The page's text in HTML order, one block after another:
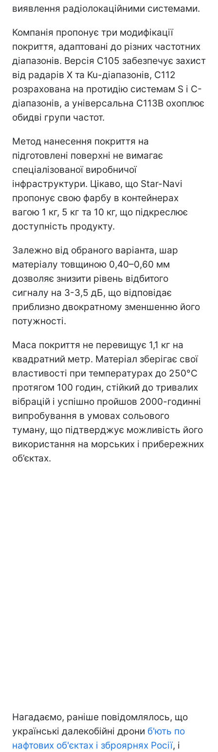
виявлення радіолокаційними системами.
Компанія пропонує три модифікації
покриття, адаптовані до різних частотних
діапазонів. Версія C105 забезпечує захист
від радарів X та Ku-діапазонів, C112
розрахована на протидію системам S і C-
діапазонів, а універсальна C113B охоплює
обидві групи частот.
Метод нанесення покриття на
підготовлені поверхні не вимагає
спеціалізованої виробничої
інфраструктури. Цікаво, що Star-Navi
пропонує свою фарбу в контейнерах
вагою 1 кг, 5 кг та 10 кг, що підкреслює
доступність продукту.
Залежно від обраного варіанта, шар
матеріалу товщиною 0,40–0,60 мм
дозволяє знизити рівень відбитого
сигналу на 3-3,5 дБ, що відповідає
приблизно двократному зменшенню його
потужності.
Маса покриття не перевищує 1,1 кг на
квадратний метр. Матеріал зберігає свої
властивості при температурах до 250°C
протягом 100 годин, стійкий до тривалих
вібрацій і успішно пройшов 2000-годинні
випробування в умовах сольового
туману, що підтверджує можливість його
використання на морських і прибережних
об’єктах.
Нагадаємо, раніше повідомлялось, що
українські далекобійні дрони б'ють по
нафтових об'єктах і зброярнях Росії, і